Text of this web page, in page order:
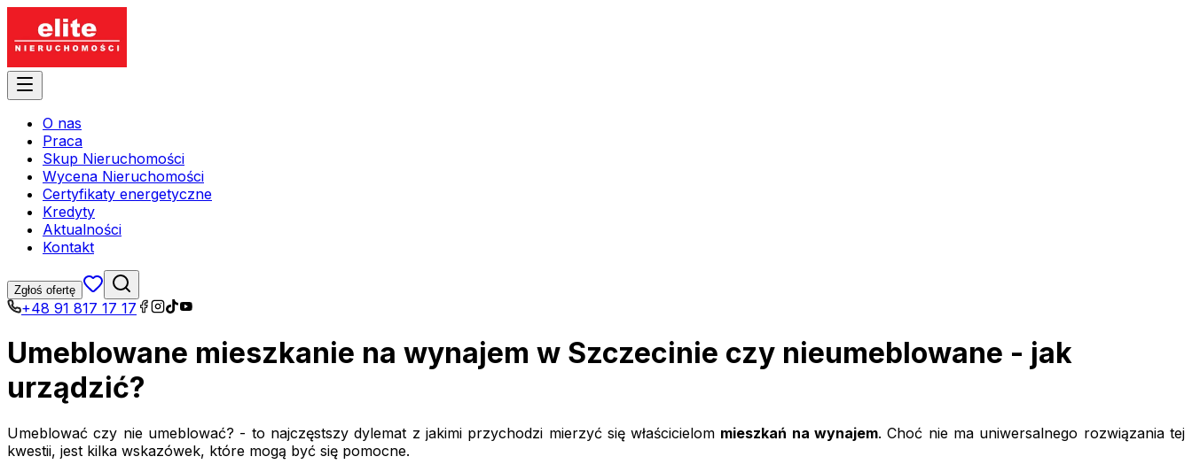
O nas
Praca
Skup Nieruchomości
Wycena Nieruchomości
Certyfikaty energetyczne
Kredyty
Aktualności
Kontakt
Zgłoś ofertę
+48 91 817 17 17
Umeblowane mieszkanie na wynajem w Szczecinie czy nieumeblowane - jak
urządzić?
Umeblować czy nie umeblować? - to najczęstszy dylemat z jakimi przychodzi mierzyć się właścicielom mieszkań na wynajem. Choć nie ma uniwersalnego rozwiązania tej
kwestii, jest kilka wskazówek, które mogą być się pomocne.